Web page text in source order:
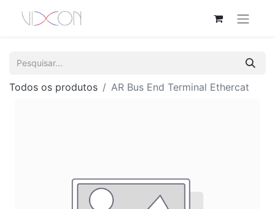
Todos os produtos AR Bus End Terminal Ethercat